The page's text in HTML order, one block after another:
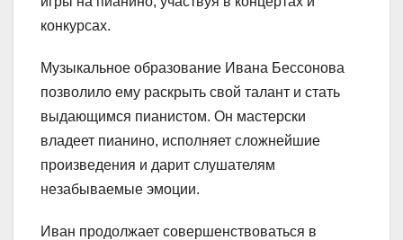
конкурсах.
Музыкальное образование Ивана Бессонова
позволило ему раскрыть свой талант и стать
выдающимся пианистом. Он мастерски
владеет пианино, исполняет сложнейшие
произведения и дарит слушателям
незабываемые эмоции.
Иван продолжает совершенствоваться в